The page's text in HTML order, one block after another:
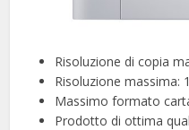
Risoluzione di copia
Risoluzione massima:
Massimo formato
Prodotto di ottima